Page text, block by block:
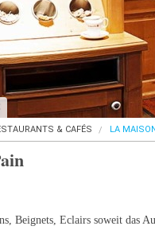
& CAFÉS LA
Beignets, Eclairs soweit das